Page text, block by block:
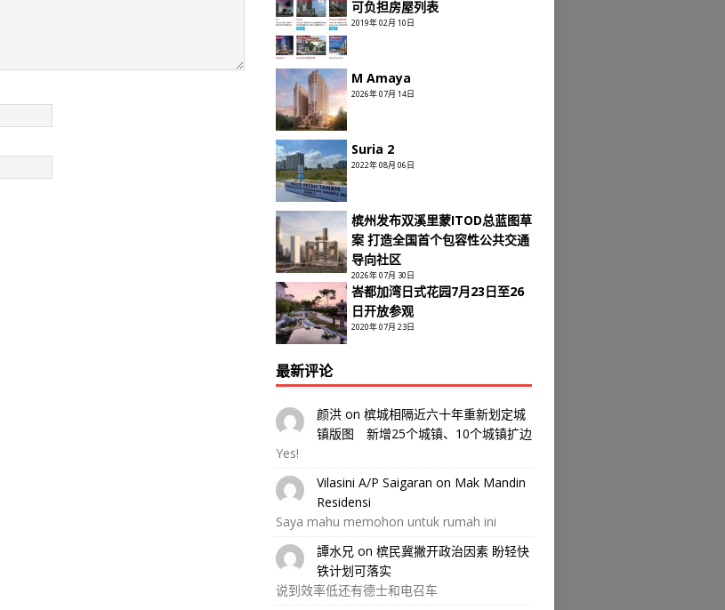
可负担房屋列表
2019年 02月 10日
M Amaya
2026年 07月 14日
Suria 2
2022年 08月 06日
槟州发布双溪里蒙ITOD总蓝图草
案 打造全国首个包容性公共交通
导向社区
2026年 07月 30日
峇都加湾日式花园7月23日至26
日开放参观
2020年 07月 23日
最新评论
颜洪 on 槟城相隔近六十年重新划定城
镇版图 新增25个城镇、10个城镇扩边
Yes!
Vilasini A/P Saigaran on Mak Mandin
Residensi
Saya mahu memohon untuk rumah ini
譚水兄 on 槟民冀撇开政治因素 盼轻快
铁计划可落实
说到效率低还有德士和电召车